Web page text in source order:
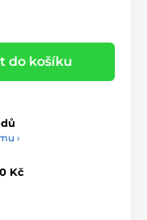
do košíku
›
Kč